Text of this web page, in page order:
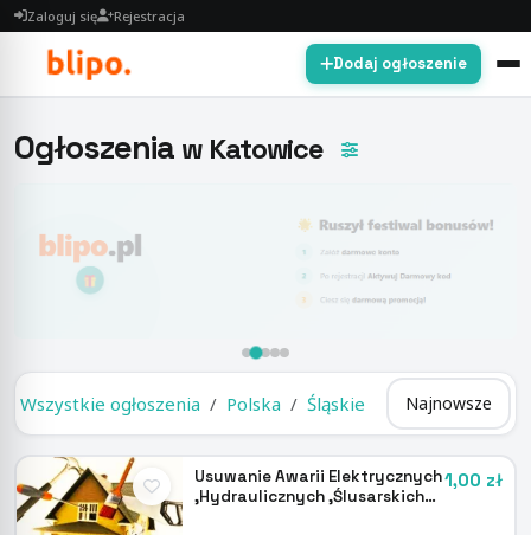
Zaloguj się Rejestracja
Dodaj ogłoszenie
Ogłoszenia w Katowice
Wszystkie ogłoszenia Polska Śląskie Katowice
Usuwanie Awarii Elektrycznych
,Hydraulicznych ,Ślusarskich+
1,00 zł